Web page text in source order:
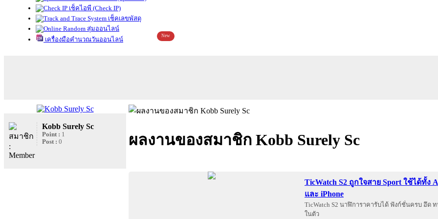
เช็คไอพี (Check IP)
เช็คเลขพัสดุ
สุ่มออนไลน์
เครื่องมือคำนวณวันออนไลน์
New
Kobb Surely Sc
Point : 1
Post : 0 ผลงานของสมาชิก Kobb Surely Sc
TicWatch S2 ถูกใจสาย Sport ใช้ได้ทั้ง
และ iPhone
TicWatch S2 นาฬิการาคารับได้ ฟังก์ชั่นครบ อึด
ในตัว